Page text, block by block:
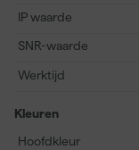
headset. De
waterbestendig.
IP waarde
SNR-waarde
Werktijd
Kleuren
Hoofdkleur